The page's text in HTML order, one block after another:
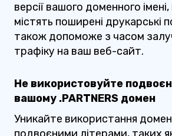
версії вашого доменного імені,
містять поширені друкарські
також допоможе з часом
трафіку на ваш веб-сайт.
Не використовуйте
вашому .PARTNERS домен
Уникайте використання